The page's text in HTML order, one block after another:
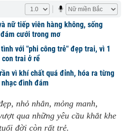
nữ tiếp viên hàng không, sống
cưới trong mơ
với "phi công trẻ" đẹp trai, vì 1
con trai ở rể
vì khí chất quá đỉnh, hóa ra từng
đình đám
nhỏ nhắn, mỏng manh,
qua những yêu cầu khắt khe
đời còn rất trẻ.